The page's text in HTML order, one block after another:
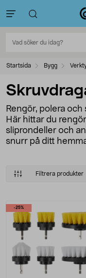
Startsida Bygg
Rengör, polera
Här hittar du
sliprondeller och
snurr på ditt
Filtrera produkter
Produkter
-25%